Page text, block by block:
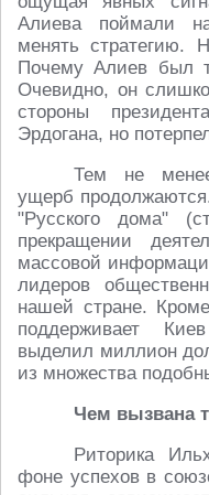
Алиева поймали
менять стратегию.
Почему Алиев был
Очевидно, он
стороны
Эрдогана, но
Тем не
ущерб
"Русского дома"
прекращении
массовой
лидеров
нашей стране.
поддерживает
выделил миллион
из множества
Чем вызвана
Риторика
фоне успехов в